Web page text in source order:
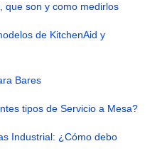
que son y como medirlos
de KitchenAid y
Bares
tipos de Servicio a Mesa?
Industrial: ¿Cómo debo